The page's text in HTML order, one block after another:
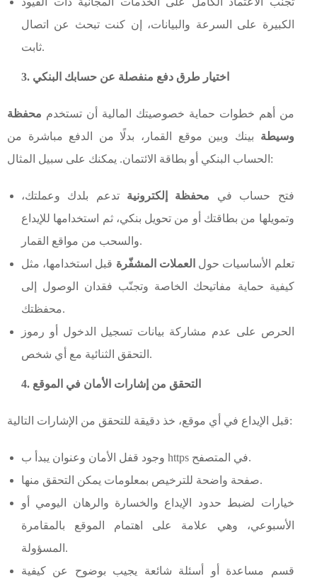
الكبيرة على السرعة والبيانات، إن كنت تبحث عن اتصال
ثابت.
3. اختيار طرق دفع منفصلة عن حسابك البنكي
من أهم خطوات حماية خصوصيتك المالية أن تستخدم محفظة
وسيطة بينك وبين موقع القمار، بدلًا من الدفع مباشرة من
الحساب البنكي أو بطاقة الائتمان. يمكنك على سبيل المثال:
فتح حساب في محفظة إلكترونية تدعم بلدك وعملتك،
وتمويلها من بطاقتك أو من تحويل بنكي، ثم استخدامها للإيداع
والسحب من مواقع القمار.
تعلم الأساسيات حول العملات المشفّرة قبل استخدامها، مثل
كيفية حماية مفاتيحك الخاصة وتجنّب فقدان الوصول إلى
محفظتك.
الحرص على عدم مشاركة بيانات تسجيل الدخول أو رموز
التحقق الثنائية مع أي شخص.
4. التحقق من إشارات الأمان في الموقع
قبل الإيداع في أي موقع، خذ دقيقة للتحقق من الإشارات التالية:
وجود قفل الأمان وعنوان يبدأ ب https في المتصفح.
صفحة واضحة للترخيص بمعلومات يمكن التحقق منها.
خيارات لضبط حدود الإيداع والخسارة والرهان اليومي أو
الأسبوعي، وهي علامة على اهتمام الموقع بالمقامرة
المسؤولة.
قسم مساعدة أو أسئلة شائعة يجيب بوضوح عن كيفية